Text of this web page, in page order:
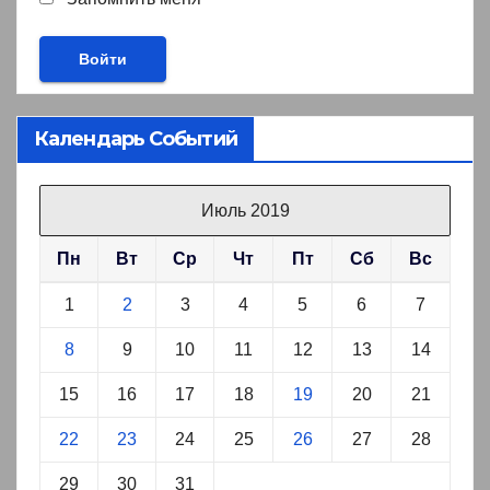
Календарь Событий
Июль 2019
Пн Вт Ср Чт Пт Сб Вс
1 2 3 4 5 6 7
8 9 10 11 12 13 14
15 16 17 18 19 20 21
22 23 24 25 26 27 28
29 30 31